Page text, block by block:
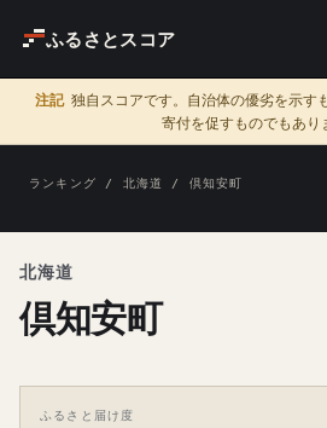
ふるさとスコア
注記 独自スコアです。自治体の優劣を示す
寄付を促すものでもあり
ランキング / 北海道 / 倶知安町
北海道
倶知安町
ふるさと届け度